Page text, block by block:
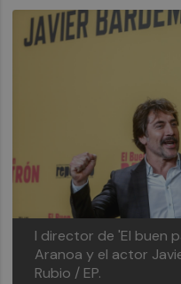
l director de 'El buen
Aranoa y el actor
Rubio / EP.